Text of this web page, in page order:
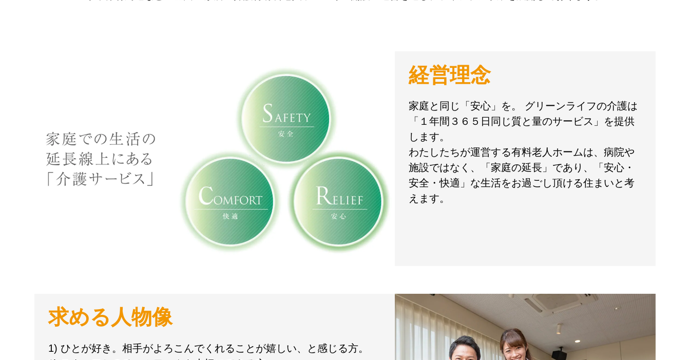
経営理念
家庭と同じ「安心」を。 グリーンライフの介護は
「１年間３６５日同じ質と量のサービス」を提供
します。
わたしたちが運営する有料老人ホームは、病院や
施設ではなく、「家庭の延長」であり、「安心・
安全・快適」な生活をお過ごし頂ける住まいと考
えます。
求める人物像
1) ひとが好き。相手がよろこんでくれることが嬉しい、と感じる方。